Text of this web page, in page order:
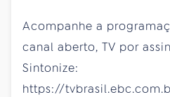
Acompanhe a
canal aberto, TV por
Sintonize:
https://